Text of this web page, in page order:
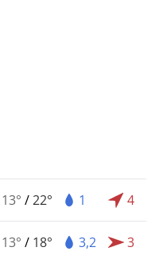
13° /22° 1 4
13° / 18° 3,2 3